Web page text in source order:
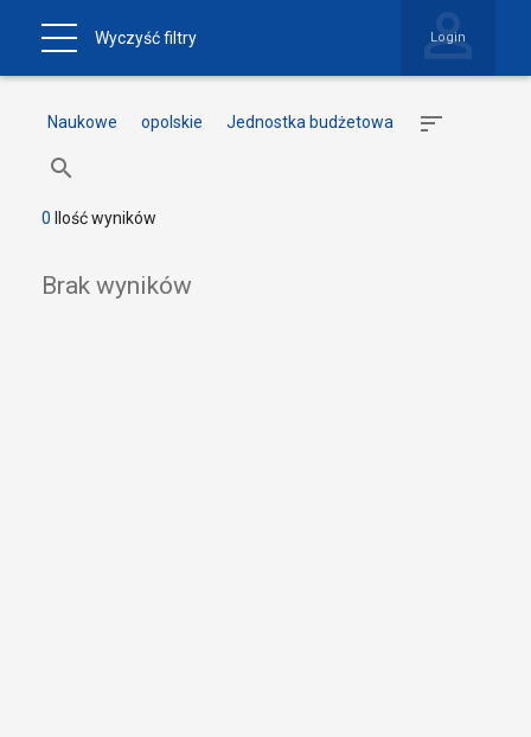
Wyczyść filtry Login
Naukowe opolskie Jednostka budżetowa
0 Ilość wyników
Brak wyników